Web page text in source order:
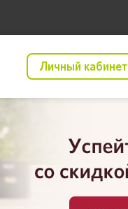
Личный кабинет